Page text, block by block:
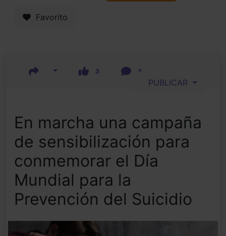
Favorito
3 2
PUBLICAR
En marcha una campaña
de sensibilización para
conmemorar el Día
Mundial para la
Prevención del Suicidio